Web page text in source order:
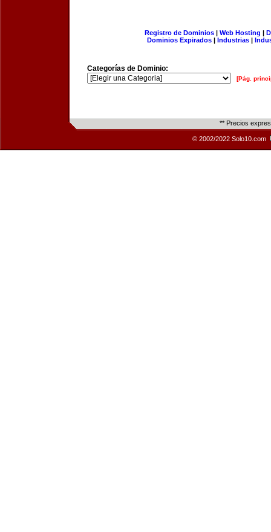
Registro de Dominios| Web Hosting |
Dominios Expirados | Industrias |
Categorías de Dominio:
[Pág.
** Precios
© 2002/2022 Solo10.com